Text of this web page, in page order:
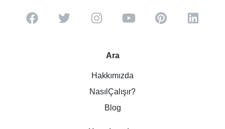
Ara
Hakkımızda
NasılÇalışır?
Blog